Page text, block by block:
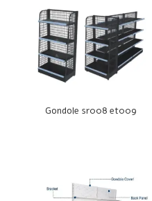
Gondole sr008 et009